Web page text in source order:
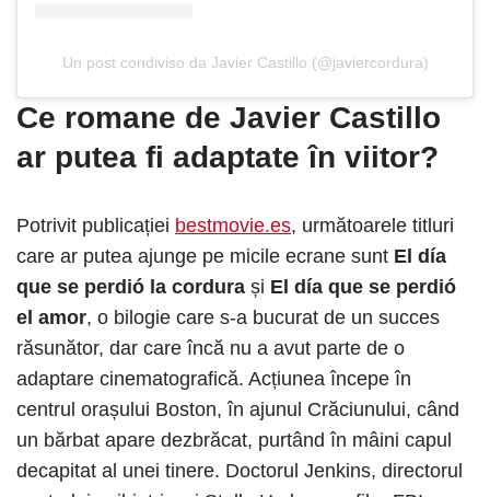
Un post condiviso da Javier Castillo (@javiercordura)
Ce romane de Javier Castillo
ar putea fi adaptate în viitor?
Potrivit publicației bestmovie.es, următoarele titluri
care ar putea ajunge pe micile ecrane sunt El día
que se perdió la cordura și El día que se perdió
el amor, o bilogie care s-a bucurat de un succes
răsunător, dar care încă nu a avut parte de o
adaptare cinematografică. Acțiunea începe în
centrul orașului Boston, în ajunul Crăciunului, când
un bărbat apare dezbrăcat, purtând în mâini capul
decapitat al unei tinere. Doctorul Jenkins, directorul